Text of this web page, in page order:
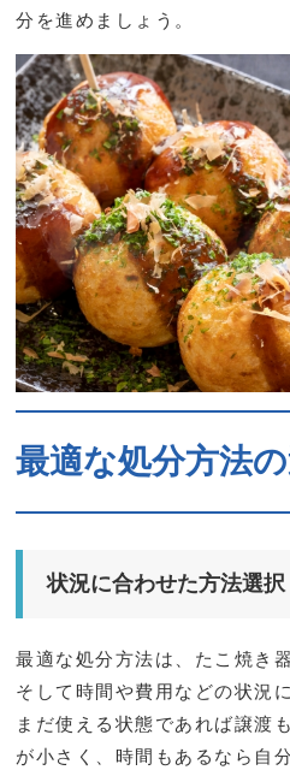
分を進めましょう。
最適な処分方法
状況に合わせた方法選択
最適な処分方法は、たこ焼き
そして時間や費用などの状況
まだ使える状態であれば譲渡
が小さく、時間もあるなら自